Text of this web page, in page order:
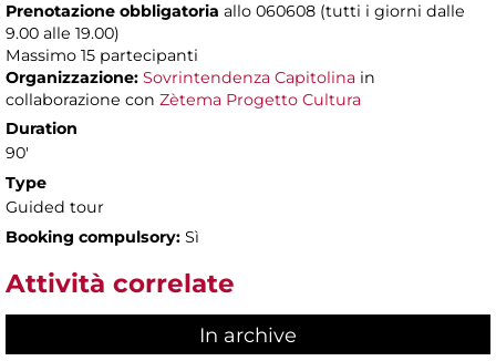
Prenotazione obbligatoria allo 060608 (tutti i giorni dalle
9.00 alle 19.00)
Massimo 15 partecipanti
Organizzazione: Sovrintendenza Capitolina in
collaborazione con Zètema Progetto Cultura
Duration
90'
Type
Guided tour
Booking compulsory: Sì
Attività correlate
In archive